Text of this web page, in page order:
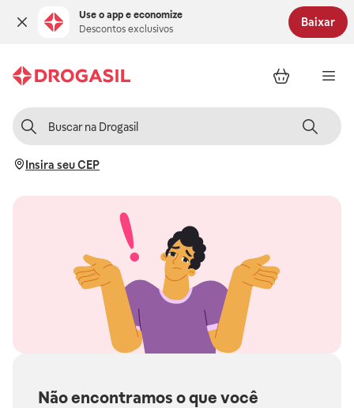
Use o app e economize
Descontos exclusivos
Baixar
Insira seu CEP
Não encontramos o que você